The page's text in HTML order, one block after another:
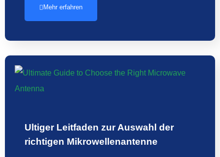
Mehr erfahren
Ultiger Leitfaden zur Auswahl der
richtigen Mikrowellenantenne